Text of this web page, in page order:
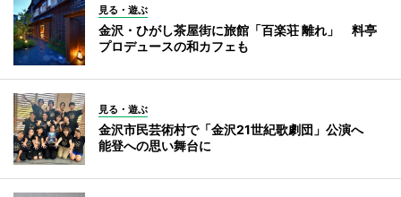
見る・遊ぶ
金沢・ひがし茶屋街に旅館「百楽荘 離れ」 料亭
プロデュースの和カフェも
見る・遊ぶ
金沢市民芸術村で「金沢21世紀歌劇団」公演へ
能登への思い舞台に